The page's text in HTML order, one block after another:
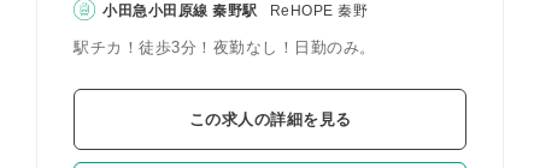
小田急小田原線 秦野駅 ReHOPE 秦野
駅チカ！徒歩3分！夜勤なし！日勤のみ。
この求人の詳細を見る